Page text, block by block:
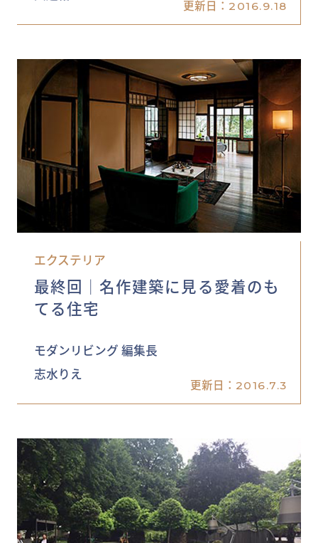
更新日： 2016.9.18
エクステリア
最終回│名作建築に見る愛着のも
てる住宅
モダンリビング 編集長
志水りえ
更新日： 2016.7.3